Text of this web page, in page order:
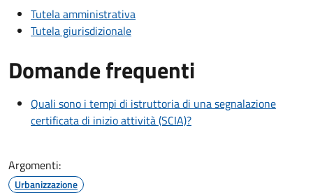
Tutela amministrativa
Tutela giurisdizionale
Domande frequenti
Quali sono i tempi di istruttoria di una segnalazione
certificata di inizio attività (SCIA)?
Argomenti:
Urbanizzazione